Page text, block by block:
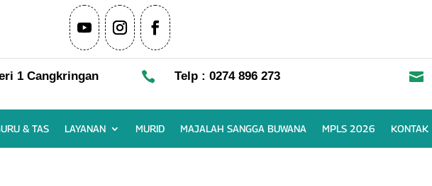
1 Cangkringan  Telp : 0274 896 273 
& TAS LAYANAN MURID MAJALAH SANGGA BUWANA MPLS 2026 KONTAK